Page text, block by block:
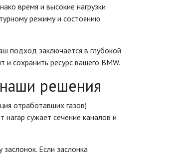
время и высокие нагрузки
режиму и состоянию
подход заключается в глубокой
и сохранить ресурс вашего BMW.
решения
отработавших газов)
нагар сужает сечение каналов и
Если заслонка